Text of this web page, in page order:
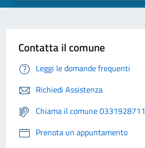
Contatta il comune
Leggi le domande frequenti
Richiedi Assistenza
Chiama il comune 0331928711
Prenota un appuntamento